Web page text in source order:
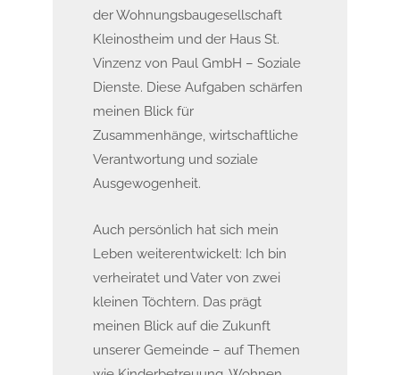
der Wohnungsbaugesellschaft
Kleinostheim und der Haus St.
Vinzenz von Paul GmbH – Soziale
Dienste. Diese Aufgaben schärfen
meinen Blick für
Zusammenhänge, wirtschaftliche
Verantwortung und soziale
Ausgewogenheit.
Auch persönlich hat sich mein
Leben weiterentwickelt: Ich bin
verheiratet und Vater von zwei
kleinen Töchtern. Das prägt
meinen Blick auf die Zukunft
unserer Gemeinde – auf Themen